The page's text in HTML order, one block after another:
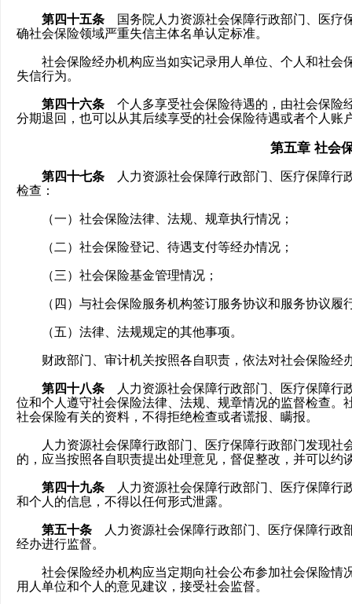
第四十五条 国务院人力资源社会保障行政部门、医疗
确社会保险领域严重失信主体名单认定标准。
社会保险经办机构应当如实记录用人单位、个人和社会
失信行为。
第四十六条 个人多享受社会保险待遇的，由社会保险
分期退回，也可以从其后续享受的社会保险待遇或者个人账
第五章 社会
第四十七条 人力资源社会保障行政部门、医疗保障行
检查：
（一）社会保险法律、法规、规章执行情况；
（二）社会保险登记、待遇支付等经办情况；
（三）社会保险基金管理情况；
（四）与社会保险服务机构签订服务协议和服务协议履
（五）法律、法规规定的其他事项。
财政部门、审计机关按照各自职责，依法对社会保险经
第四十八条 人力资源社会保障行政部门、医疗保障行
位和个人遵守社会保险法律、法规、规章情况的监督检查
社会保险有关的资料，不得拒绝检查或者谎报、瞒报。
人力资源社会保障行政部门、医疗保障行政部门发现社
的，应当按照各自职责提出处理意见，督促整改，并可以约
第四十九条 人力资源社会保障行政部门、医疗保障行
和个人的信息，不得以任何形式泄露。
第五十条 人力资源社会保障行政部门、医疗保障行政
经办进行监督。
社会保险经办机构应当定期向社会公布参加社会保险情
用人单位和个人的意见建议，接受社会监督。